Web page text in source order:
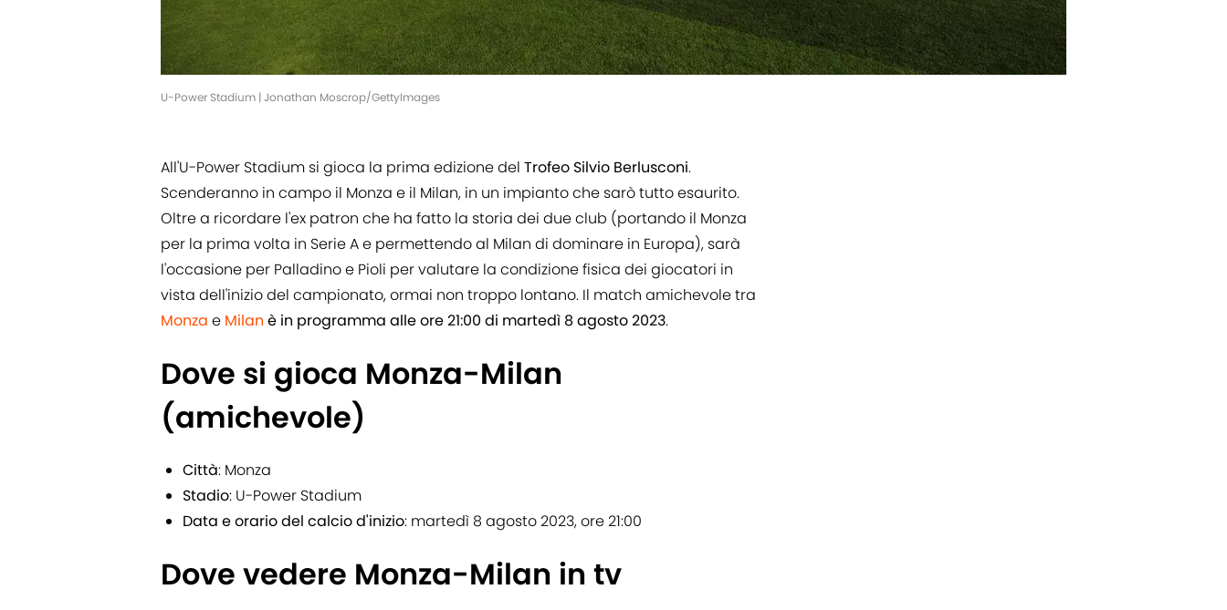
U-Power Stadium | Jonathan Moscrop/GettyImages
All'U-Power Stadium si gioca la prima edizione del Trofeo Silvio Berlusconi.
Scenderanno in campo il Monza e il Milan, in un impianto che sarò tutto esaurito.
Oltre a ricordare l'ex patron che ha fatto la storia dei due club (portando il Monza
per la prima volta in Serie A e permettendo al Milan di dominare in Europa), sarà
l'occasione per Palladino e Pioli per valutare la condizione fisica dei giocatori in
vista dell'inizio del campionato, ormai non troppo lontano. Il match amichevole tra
Monza e Milan è in programma alle ore 21:00 di martedì 8 agosto 2023.
Dove si gioca Monza-Milan
(amichevole)
Città: Monza
Stadio: U-Power Stadium
Data e orario del calcio d'inizio: martedì 8 agosto 2023, ore 21:00
Dove vedere Monza-Milan in tv